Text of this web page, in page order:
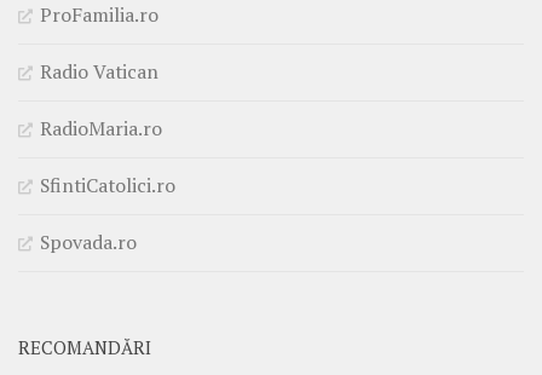
ProFamilia.ro
Radio Vatican
RadioMaria.ro
SfintiCatolici.ro
Spovada.ro
RECOMANDĂRI